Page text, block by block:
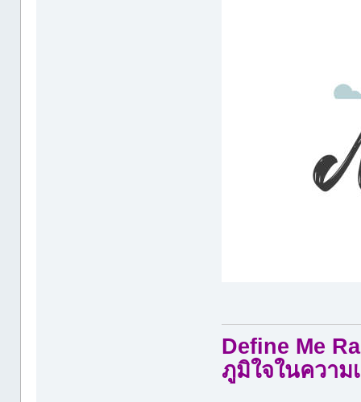
Define Me
ภูมิใจในความ